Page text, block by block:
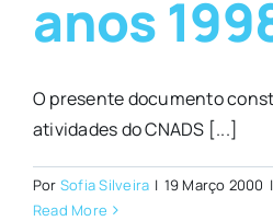
anos
O presente documento
atividades do CNADS [...]
Por Sofia Silveira | 19 Março 2000 |
Read More